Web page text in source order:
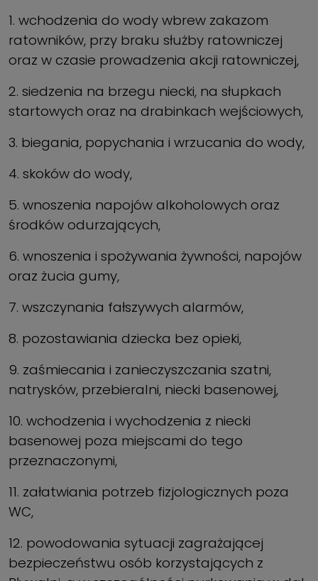
1. wchodzenia do wody wbrew zakazom
ratowników, przy braku służby ratowniczej
oraz w czasie prowadzenia akcji ratowniczej,
2. siedzenia na brzegu niecki, na słupkach
startowych oraz na drabinkach wejściowych,
3. biegania, popychania i wrzucania do wody,
4. skoków do wody,
5. wnoszenia napojów alkoholowych oraz
środków odurzających,
6. wnoszenia i spożywania żywności, napojów
oraz żucia gumy,
7. wszczynania fałszywych alarmów,
8. pozostawiania dziecka bez opieki,
9. zaśmiecania i zanieczyszczania szatni,
natrysków, przebieralni, niecki basenowej,
10. wchodzenia i wychodzenia z niecki
basenowej poza miejscami do tego
przeznaczonymi,
11. załatwiania potrzeb fizjologicznych poza
WC,
12. powodowania sytuacji zagrażającej
bezpieczeństwu osób korzystających z